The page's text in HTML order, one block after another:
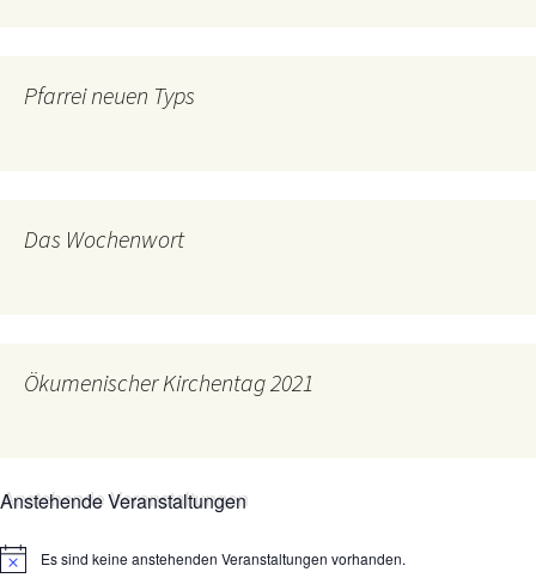
Pfarrei neuen Typs
Das Wochenwort
Ökumenischer Kirchentag 2021
Anstehende Veranstaltungen
HinweisEs sind keine anstehenden Veranstaltungen vorhanden.